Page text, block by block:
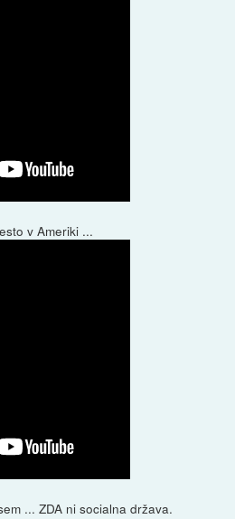
v Ameriki ...
... ZDA ni socialna država.